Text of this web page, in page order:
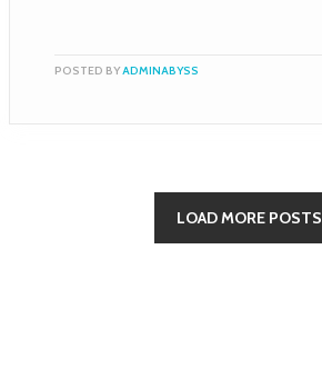
POSTED BYADMINABYSS
LOAD MORE POSTS